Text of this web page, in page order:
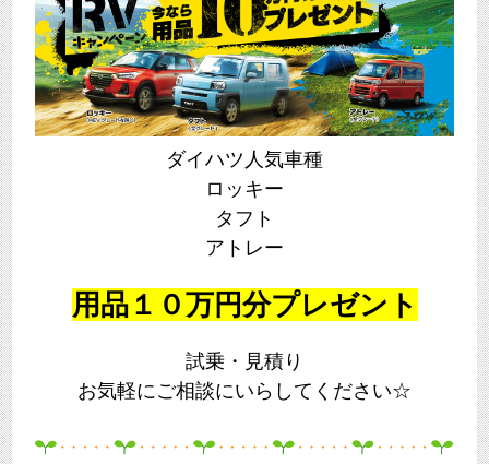
ダイハツ人気車種
ロッキー
タフト
アトレー
用品１０万円分プレゼント
試乗・見積り
お気軽にご相談にいらしてください☆